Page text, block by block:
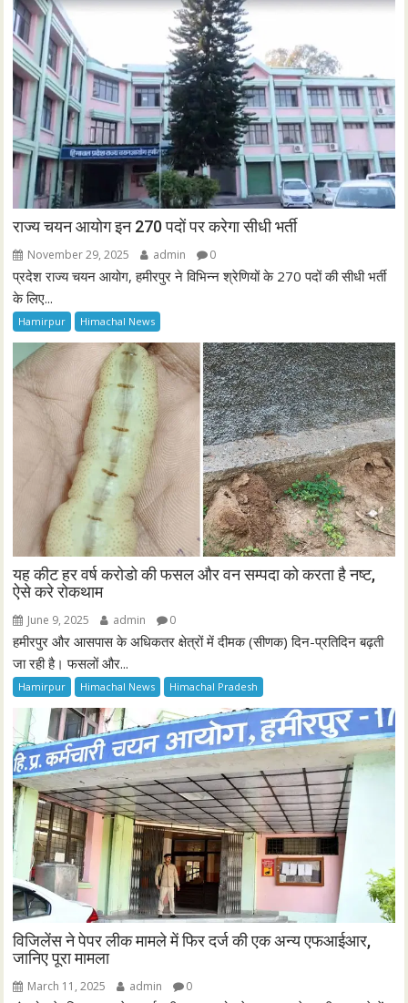
राज्य चयन आयोग इन 270 पदों पर करेगा सीधी भर्ती
November 29, 2025 admin 0
प्रदेश राज्य चयन आयोग, हमीरपुर ने विभिन्न श्रेणियों के 270 पदों की सीधी भर्ती
के लिए...
Hamirpur Himachal News
यह कीट हर वर्ष करोडो की फसल और वन सम्पदा को करता है नष्ट,
ऐसे करे रोकथाम
June 9, 2025 admin 0
हमीरपुर और आसपास के अधिकतर क्षेत्रों में दीमक (सीणक) दिन-प्रतिदिन बढ़ती
जा रही है। फसलों और...
Hamirpur Himachal News Himachal Pradesh
विजिलेंस ने पेपर लीक मामले में फिर दर्ज की एक अन्य एफआईआर,
जानिए पूरा मामला
March 11, 2025 admin 0